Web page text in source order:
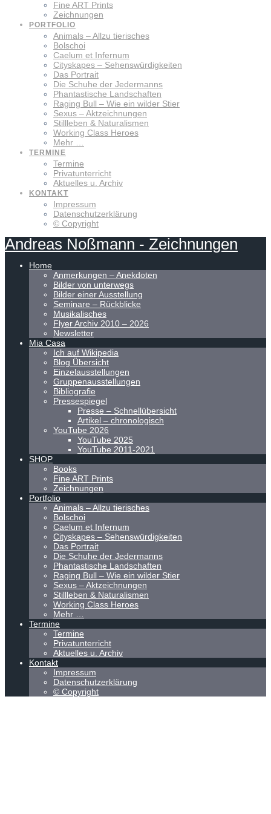
Fine ART Prints
Zeichnungen
PORTFOLIO
Animals – Allzu tierisches
Bolschoi
Caelum et Infernum
Cityskapes – Sehenswürdigkeiten
Das Portrait
Die Schuhe der Jedermanns
Phantastische Landschaften
Raging Bull – Wie ein wilder Stier
Sexus – Aktzeichnungen
Stillleben & Naturalismen
Working Class Heroes
Mehr …
TERMINE
Termine
Privatunterricht
Aktuelles u. Archiv
KONTAKT
Impressum
Datenschutzerklärung
© Copyright
Andreas Noßmann - Zeichnungen
Home
Anmerkungen – Anekdoten
Bilder von unterwegs
Bilder einer Ausstellung
Seminare – Rückblicke
Musikalisches
Flyer Archiv 2010 – 2026
Newsletter
Mia Casa
Ich auf Wikipedia
Blog Übersicht
Einzelausstellungen
Gruppenausstellungen
Bibliografie
Pressespiegel
Presse – Schnellübersicht
Artikel – chronologisch
YouTube 2026
YouTube 2025
YouTube 2011-2021
SHOP
Books
Fine ART Prints
Zeichnungen
Portfolio
Animals – Allzu tierisches
Bolschoi
Caelum et Infernum
Cityskapes – Sehenswürdigkeiten
Das Portrait
Die Schuhe der Jedermanns
Phantastische Landschaften
Raging Bull – Wie ein wilder Stier
Sexus – Aktzeichnungen
Stillleben & Naturalismen
Working Class Heroes
Mehr …
Termine
Termine
Privatunterricht
Aktuelles u. Archiv
Kontakt
Impressum
Datenschutzerklärung
© Copyright